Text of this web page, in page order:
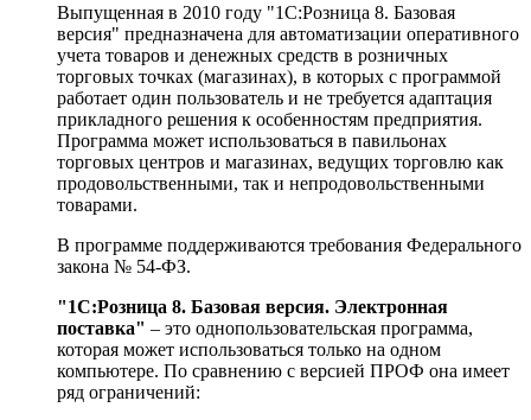
Выпущенная в 2010 году "1С:Розница 8. Базовая
версия" предназначена для автоматизации оперативного
учета товаров и денежных средств в розничных
торговых точках (магазинах), в которых с программой
работает один пользователь и не требуется адаптация
прикладного решения к особенностям предприятия.
Программа может использоваться в павильонах
торговых центров и магазинах, ведущих торговлю как
продовольственными, так и непродовольственными
товарами.
В программе поддерживаются требования Федерального
закона № 54-ФЗ.
"1С:Розница 8. Базовая версия. Электронная
поставка" – это однопользовательская программа,
которая может использоваться только на одном
компьютере. По сравнению с версией ПРОФ она имеет
ряд ограничений: